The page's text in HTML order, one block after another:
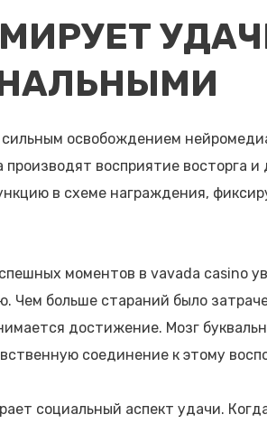
освобождением
производят восприятие восторга
в схеме награждения,
моментов в vavada casino
Чем больше стараний было
достижение. Мозг
соединение к этому
социальный аспект удачи.